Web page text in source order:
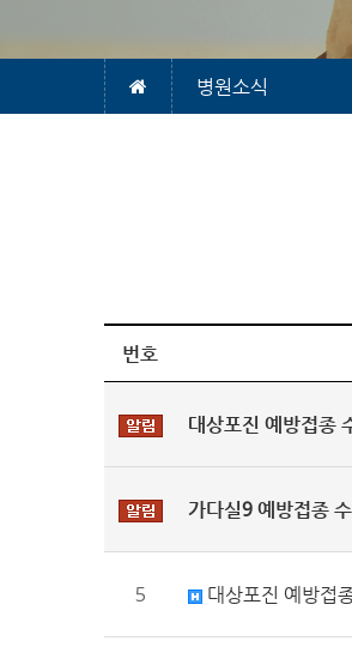
병원소식
번호
대상포진 예방접종
가다실9 예방접종
5 대상포진 예방접